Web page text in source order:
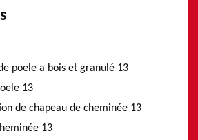
poele a bois et granulé 13
13
de chapeau de cheminée 13
13